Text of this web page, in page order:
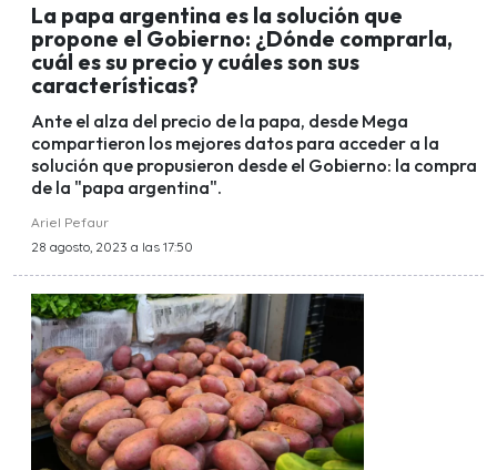
La papa argentina es la solución que
propone el Gobierno: ¿Dónde comprarla,
cuál es su precio y cuáles son sus
características?
Ante el alza del precio de la papa, desde Mega
compartieron los mejores datos para acceder a la
solución que propusieron desde el Gobierno: la compra
de la "papa argentina".
Ariel Pefaur
28 agosto, 2023 a las 17:50